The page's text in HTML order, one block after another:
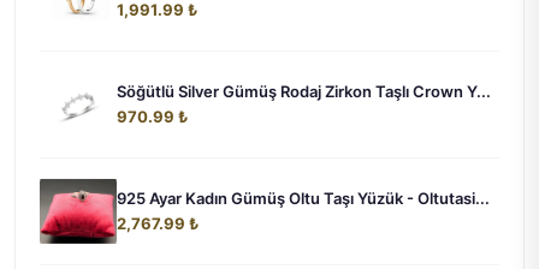
1,991.99 ₺
Söğütlü Silver Gümüş Rodaj Zirkon Taşlı Crown Y...
970.99 ₺
925 Ayar Kadın Gümüş Oltu Taşı Yüzük - Oltutasi...
2,767.99 ₺